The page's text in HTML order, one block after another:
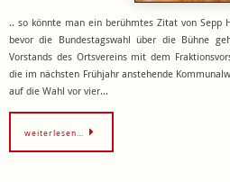
.. so könnte man ein berühmtes Zitat von Sepp
bevor die Bundestagswahl über die Bühne
Vorstands des Ortsvereins mit dem
die im nächsten Frühjahr anstehende
auf die Wahl vor vier…
weiterlesen…